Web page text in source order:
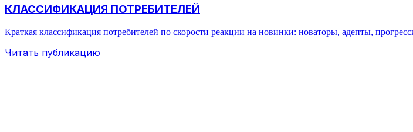
КЛАССИФИКАЦИЯ ПОТРЕБИТЕЛЕЙ
Краткая классификация потребителей по скорости реакции на новинки: новаторы, адепты,
Читать публикацию